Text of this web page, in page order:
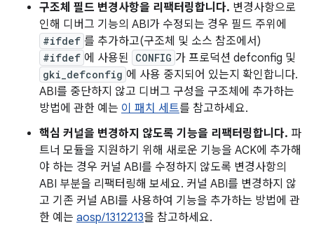
구조체 필드 변경사항을 리팩터링합니다. 변경사항으로
인해 디버그 기능의 ABI가 수정되는 경우 필드 주위에
#ifdef 를 추가하고(구조체 및 소스 참조에서)
#ifdef 에 사용된 CONFIG 가 프로덕션 defconfig 및
gki_defconfig 에 사용 중지되어 있는지 확인합니다.
ABI를 중단하지 않고 디버그 구성을 구조체에 추가하는
방법에 관한 예는 이 패치 세트를 참고하세요.
핵심 커널을 변경하지 않도록 기능을 리팩터링합니다. 파
트너 모듈을 지원하기 위해 새로운 기능을 ACK에 추가해
야 하는 경우 커널 ABI를 수정하지 않도록 변경사항의
ABI 부분을 리팩터링해 보세요. 커널 ABI를 변경하지 않
고 기존 커널 ABI를 사용하여 기능을 추가하는 방법에 관
한 예는 aosp/1312213을 참고하세요.